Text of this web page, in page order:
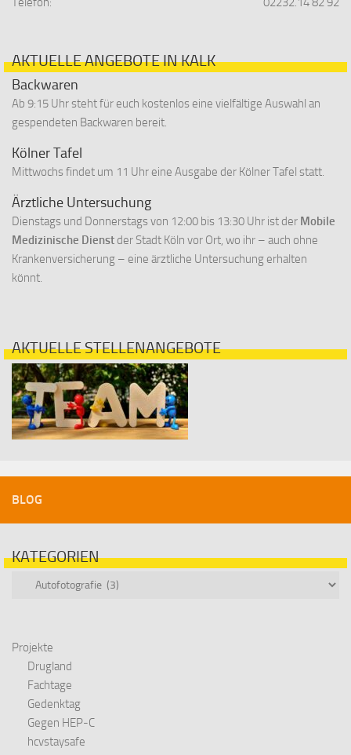
AKTUELLE ANGEBOTE IN KALK
Backwaren
Ab 9:15 Uhr steht für euch kostenlos eine vielfältige Auswahl an
gespendeten Backwaren bereit.
Kölner Tafel
Mittwochs findet um 11 Uhr eine Ausgabe der Kölner Tafel statt.
Ärztliche Untersuchung
Dienstags und Donnerstags von 12:00 bis 13:30 Uhr ist der Mobile
Medizinische Dienst der Stadt Köln vor Ort, wo ihr – auch ohne
Krankenversicherung – eine ärztliche Untersuchung erhalten
könnt.
AKTUELLE STELLENANGEBOTE
BLOG
KATEGORIEN
Kategorien
Projekte
Drugland
Fachtage
Gedenktag
Gegen HEP-C
hcvstaysafe